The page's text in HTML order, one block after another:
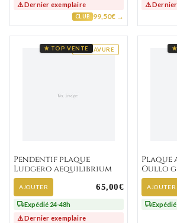
⚠️ Dernier exemplaire
CLUB 99,50€ →
⚠️
GRAVURE
★ TOP VENTE
Pendentif plaque
Ludgero aequilibrium
AJOUTER 65,00€
Expédié 24-48h
⚠️ Dernier exemplaire
★
Plaque
Oullo
AJOUTER